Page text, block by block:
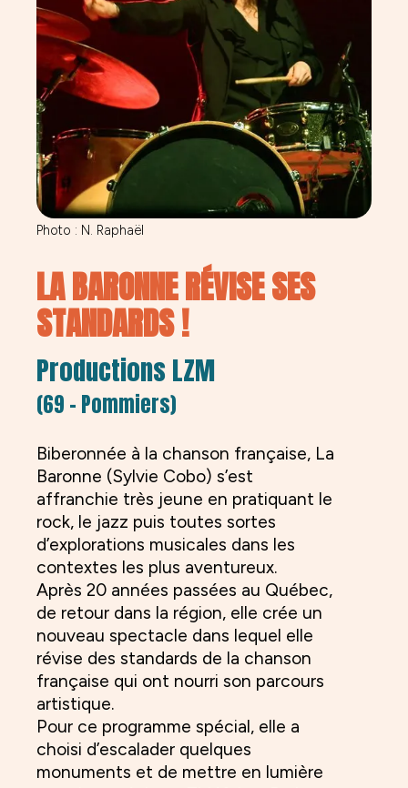
Photo : N. Raphaël
LA BARONNE RÉVISE SES
STANDARDS !
Productions LZM
(69 – Pommiers)
Biberonnée à la chanson française, La
Baronne (Sylvie Cobo) s’est
affranchie très jeune en pratiquant le
rock, le jazz puis toutes sortes
d’explorations musicales dans les
contextes les plus aventureux.
Après 20 années passées au Québec,
de retour dans la région, elle crée un
nouveau spectacle dans lequel elle
révise des standards de la chanson
française qui ont nourri son parcours
artistique.
Pour ce programme spécial, elle a
choisi d’escalader quelques
monuments et de mettre en lumière